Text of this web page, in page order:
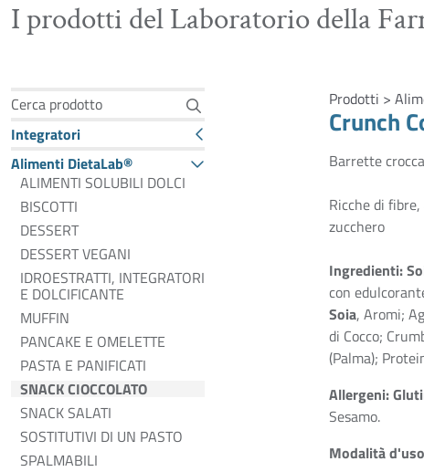
I prodotti del Laboratorio della
Cerca prodotto
Integratori
Alimenti DietaLab®
ALIMENTI SOLUBILI DOLCI
BISCOTTI
DESSERT
DESSERT VEGANI
IDROESTRATTI, INTEGRATORI
E DOLCIFICANTE
MUFFIN
PANCAKE E OMELETTE
PASTA E PANIFICATI
SNACK CIOCCOLATO
SNACK SALATI
SOSTITUTIVI DI UN PASTO
SPALMABILI
Prodotti >
Crunch
Barrette
Ricche di fibre,
zucchero
Ingredienti:
con
Soia, Aromi;
di Cocco;
(Palma);
Allergeni:
Sesamo.
Modalità